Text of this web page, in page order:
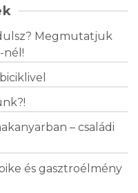
Megmutatjuk
nél!
– családi
és gasztroélmény